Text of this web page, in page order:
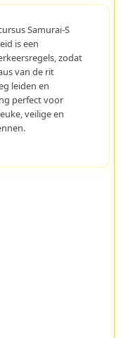
Samurai-S
is een
zodat
van de rit
leiden en
perfect voor
veilige en